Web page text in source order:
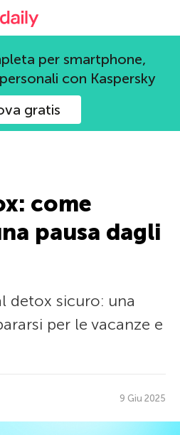
Blog ufficiale di Kaspersky
per smartphone,
con Kaspersky
gratis
come
pausa dagli
detox sicuro: una
per le vacanze e
9 Giu 2025